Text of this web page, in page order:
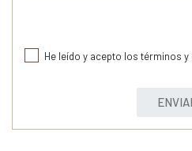
He leído y acepto los términos